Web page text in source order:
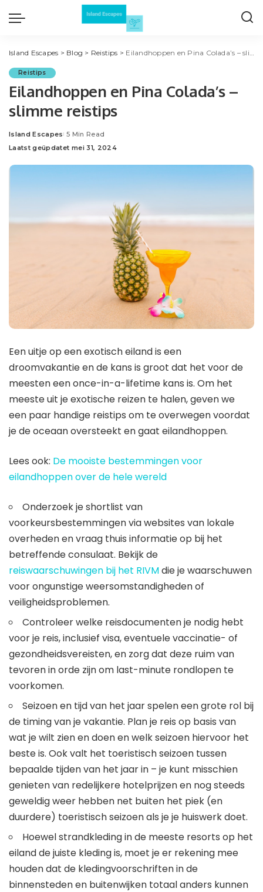
Island Escapes > Blog > Reistips > Eilandhoppen en Pina Colada’s – slimme reistips
Reistips
Eilandhoppen en Pina Colada’s –
slimme reistips
Posted
by
Island Escapes 5 Min Read
Laatst geüpdatet mei 31, 2024
Een uitje op een exotisch eiland is een
droomvakantie en de kans is groot dat het voor de
meesten een once-in-a-lifetime kans is. Om het
meeste uit je exotische reizen te halen, geven we
een paar handige reistips om te overwegen voordat
je de oceaan oversteekt en gaat eilandhoppen.
Lees ook: De mooiste bestemmingen voor
eilandhoppen over de hele wereld
Onderzoek je shortlist van
voorkeursbestemmingen via websites van lokale
overheden en vraag thuis informatie op bij het
betreffende consulaat. Bekijk de
reiswaarschuwingen bij het RIVMdie je waarschuwen
voor ongunstige weersomstandigheden of
veiligheidsproblemen.
Controleer welke reisdocumenten je nodig hebt
voor je reis, inclusief visa, eventuele vaccinatie- of
gezondheidsvereisten, en zorg dat deze ruim van
tevoren in orde zijn om last-minute rondlopen te
voorkomen.
Seizoen en tijd van het jaar spelen een grote rol bij
de timing van je vakantie. Plan je reis op basis van
wat je wilt zien en doen en welk seizoen hiervoor het
beste is. Ook valt het toeristisch seizoen tussen
bepaalde tijden van het jaar in – je kunt misschien
genieten van redelijkere hotelprijzen en nog steeds
geweldig weer hebben net buiten het piek (en
duurdere) toeristisch seizoen als je je huiswerk doet.
Hoewel strandkleding in de meeste resorts op het
eiland de juiste kleding is, moet je er rekening mee
houden dat de kledingvoorschriften in de
binnensteden en buitenwijken totaal anders kunnen